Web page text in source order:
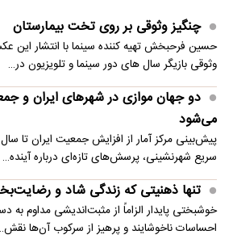
چنگیز وثوقی بر روی تخت بیمارستان
حسین فرحبخش تهیه کننده سینما با انتشار این
وثوقی بازیگر سال های دور سینما و تلویزیون در…
دو جهان موازی در شهرهای ایران و
می‌شود
سریع شهرنشینی، پرسش‌های تازه‌ای درباره آینده…
تنها ذهنیتی که زندگی شاد و
خوشبختی پایدار الزاماً از مثبت‌اندیشی مداوم
احساسات ناخوشایند و پرهیز از سرکوب آن‌ها